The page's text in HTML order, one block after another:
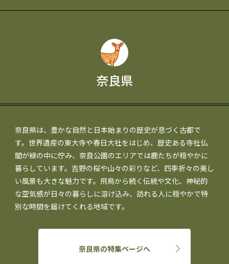
奈良県
奈良県は、豊かな自然と日本始まりの歴史が息づく古都で
す。世界遺産の東大寺や春日大社をはじめ、歴史ある寺社仏
閣が緑の中に佇み、奈良公園のエリアでは鹿たちが穏やかに
暮らしています。吉野の桜や山々の彩りなど、四季折々の美し
い風景も大きな魅力です。飛鳥から続く伝統や文化、神秘的
な空気感が日々の暮らしに溶け込み、訪れる人に穏やかで特
別な時間を届けてくれる地域です。
奈良県の特集ページへ